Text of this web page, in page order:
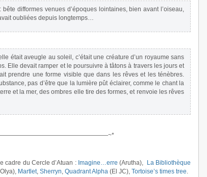
bête difformes venues d’époques lointaines, bien avant l’oiseau,
oubliées depuis longtemps…
était aveugle au soleil, c’était une créature d’un royaume sans
Elle devait ramper et le poursuivre à tâtons à travers les jours et
prendre une forme visible que dans les rêves et les ténèbres.
pas d’être que la lumière pût éclairer, comme le chant la
et la mer, des ombres elle tire des formes, et renvoie les rêves
cadre du Cercle d’Atuan : Imagine…erre (Arutha),
La Bibliothèque
Martlet, Sherryn, Quadrant Alpha (El JC), Tortoise’s times tree.